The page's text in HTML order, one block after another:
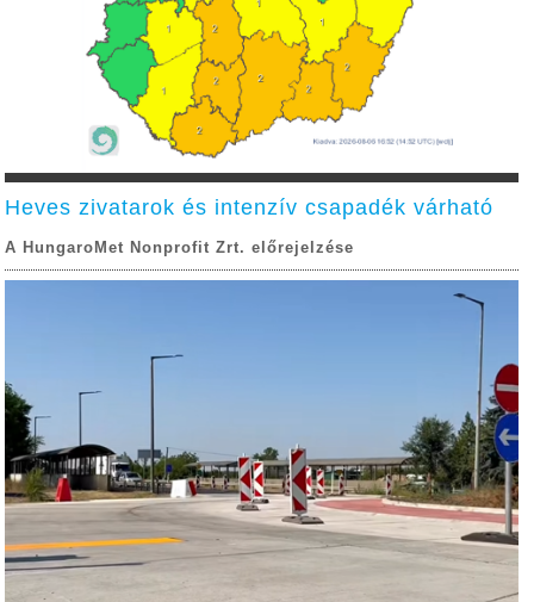
Heves zivatarok és intenzív csapadék várható
A HungaroMet Nonprofit Zrt. előrejelzése